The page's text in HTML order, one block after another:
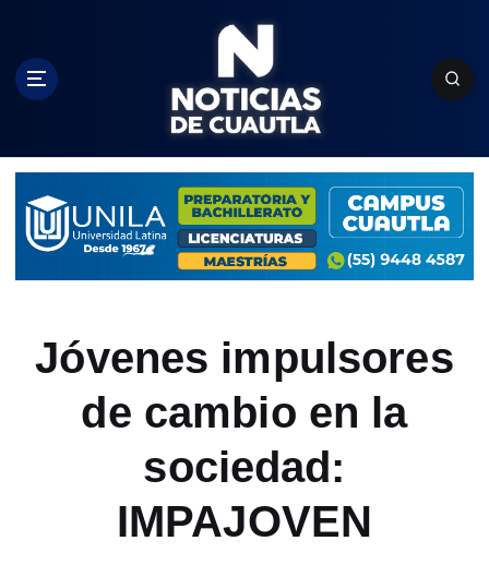
c
Jóvenes impulsores
de cambio en la
sociedad:
IMPAJOVEN